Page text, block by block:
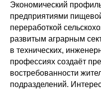
Экономический
предприятиями
переработкой
развитым аграрным
в технических,
профессиях создаёт
востребованности
подразделений.